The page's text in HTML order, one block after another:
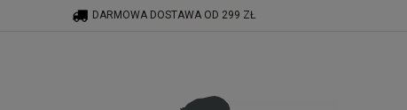
DARMOWA DOSTAWA OD 299 ZŁ